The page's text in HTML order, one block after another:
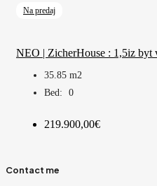
Na predaj
NEO | ZicherHouse : 1,5iz byt
219.900,00€
35.85 m2
Bed:
0
Contact me